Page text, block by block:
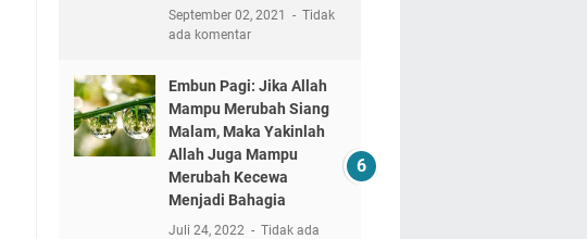
September 02, 2021
Tidak
ada komentar
Embun Pagi: Jika Allah
Mampu Merubah Siang
Malam, Maka Yakinlah
Allah Juga Mampu
Merubah Kecewa
Menjadi Bahagia
Juli 24, 2022
Tidak ada